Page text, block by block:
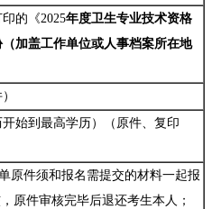
的《2025年度卫生专业技术资格
加盖工作单位或人事档案所在地
始到最高学历）（原件、复印
原件须和报名需提交的材料一起报
原件审核完毕后退还考生本人；